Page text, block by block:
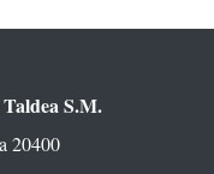
S.M.
20400